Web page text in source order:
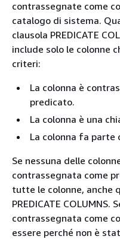
contrassegnate come
catalogo di sistema.
clausola PREDICATE
include solo le colonne
criteri:
La colonna è
predicato.
La colonna è una
La colonna fa parte
Se nessuna delle
contrassegnata come
tutte le colonne, anche
PREDICATE COLUMNS.
contrassegnata come
essere perché non è